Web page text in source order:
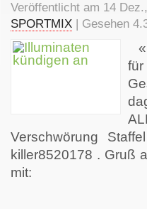
Veröffentlicht am 14
SPORTMIX | Gesehen
«
Verschwörung
killer8520178 . Gruß
mit: